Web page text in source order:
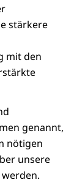
stärkere
mit den
genannt,
nötigen
unsere